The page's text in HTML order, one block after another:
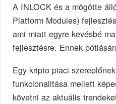
A INLOCK és a mögötte
Platform Modules)
ami miatt egyre kevésbé
fejlesztésre. Ennek
Egy kripto piaci
funkcionalitása mellett
követni az aktuális